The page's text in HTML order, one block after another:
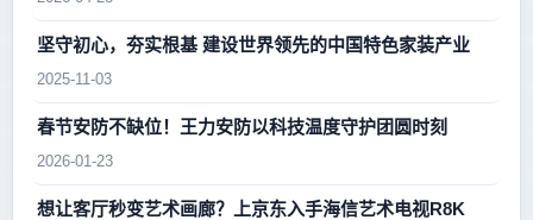
坚守初心，夯实根基 建设世界领先的中国特色家装产业
2025-11-03
春节安防不缺位！王力安防以科技温度守护团圆时刻
2026-01-23
想让客厅秒变艺术画廊？上京东入手海信艺术电视R8K